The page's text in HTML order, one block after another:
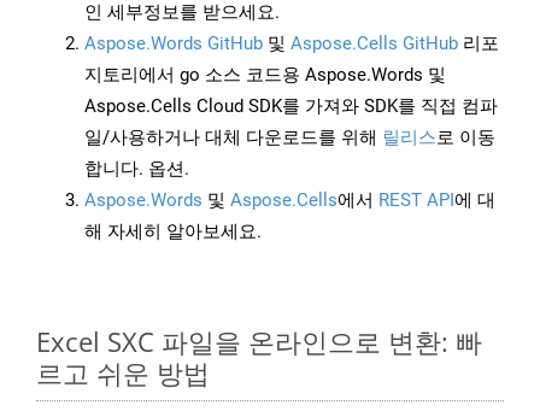
인 세부정보를 받으세요.
Aspose.Words GitHub 및 Aspose.Cells GitHub 리포
지토리에서 go 소스 코드용 Aspose.Words 및
Aspose.Cells Cloud SDK를 가져와 SDK를 직접 컴파
일/사용하거나 대체 다운로드를 위해 릴리스로 이동
합니다. 옵션.
Aspose.Words 및 Aspose.Cells에서 REST API에 대
해 자세히 알아보세요.
Excel SXC 파일을 온라인으로 변환: 빠
르고 쉬운 방법